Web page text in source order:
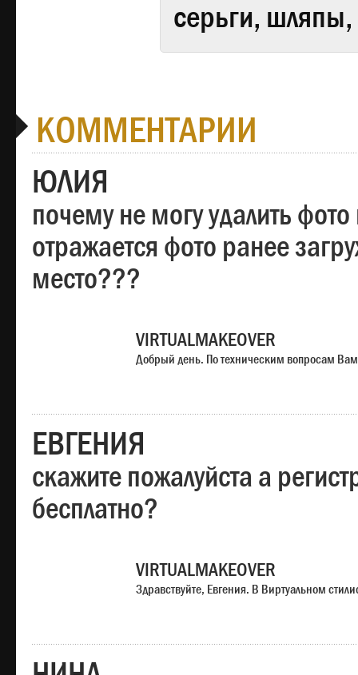
серьги,
КОММЕНТАРИИ
ЮЛИЯ
почему не могу удалить
отражается фото ранее
место???
VIRTUALMAKEOVER
Добрый день. По техническим вопросам
ЕВГЕНИЯ
скажите пожалуйста а
бесплатно?
VIRTUALMAKEOVER
Здравствуйте, Евгения. В Виртуальном